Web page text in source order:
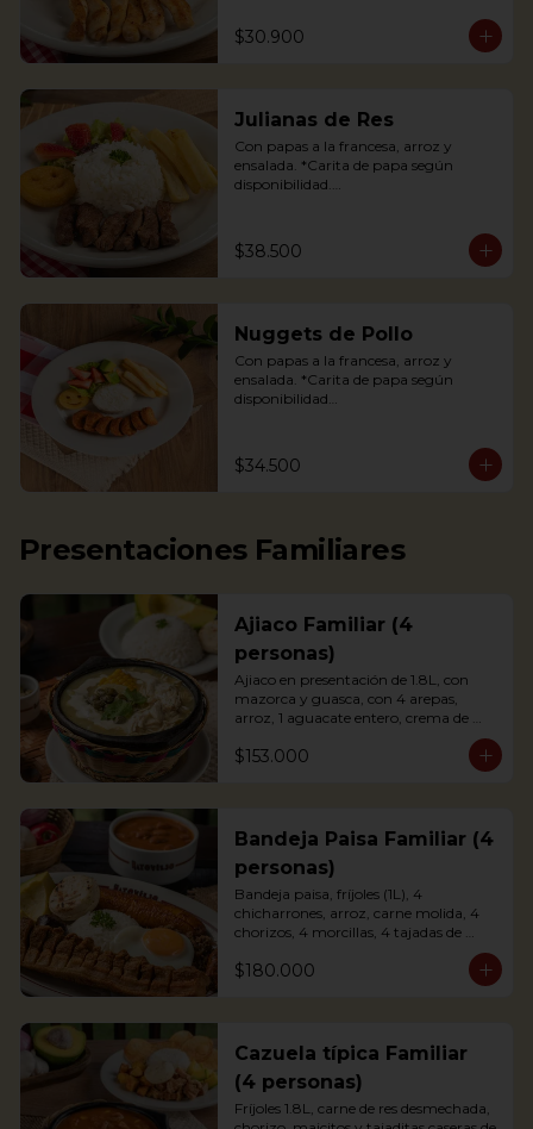
happy face*, rice and salad.
*If available
$30.900
Julianas de Res
Con papas a la francesa, arroz y
ensalada. *Carita de papa según
disponibilidad.
potato happy face*, rice and salad.
*If available
$38.500
Nuggets de Pollo
Con papas a la francesa, arroz y
ensalada. *Carita de papa según
disponibilidad
children’s menu is served with french
fries, a potato happy face*, rice and
$34.500
Presentaciones Familiares
Ajiaco Familiar (4
personas)
Ajiaco en presentación de 1.8L, con
mazorca y guasca, con 4 arepas,
arroz, 1 aguacate entero, crema de
*La presentación de la foto es
$153.000
Bandeja Paisa Familiar (4
personas)
Bandeja paisa, fríjoles (1L), 4
chicharrones, arroz, carne molida, 4
chorizos, 4 morcillas, 4 tajadas de
maduro, 4 huevos fritos, 1 aguacate y
4 arepas.
$180.000
Cazuela típica Familiar
(4 personas)
Fríjoles 1.8L, carne de res desmechada,